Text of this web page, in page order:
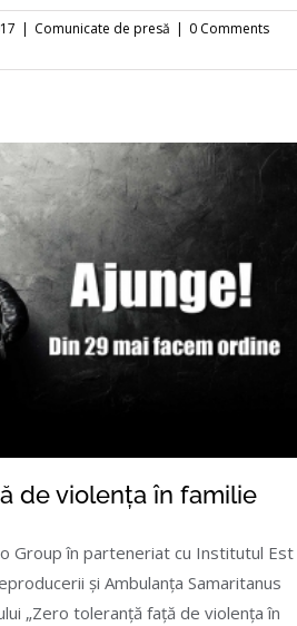
| Comunicate de presă | 0 Comments
de violența în familie
Group în parteneriat cu Institutul Est
și Ambulanța Samaritanus
„Zero toleranță față de violența în